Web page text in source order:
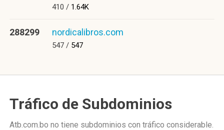
410 / 1.64K
288299 nordicalibros.com
547 / 547
Tráfico de Subdominios
Atb.com.bo no tiene subdominios con tráfico considerable.